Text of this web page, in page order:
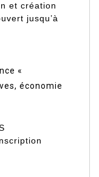
et création
jusqu’à
«
économie